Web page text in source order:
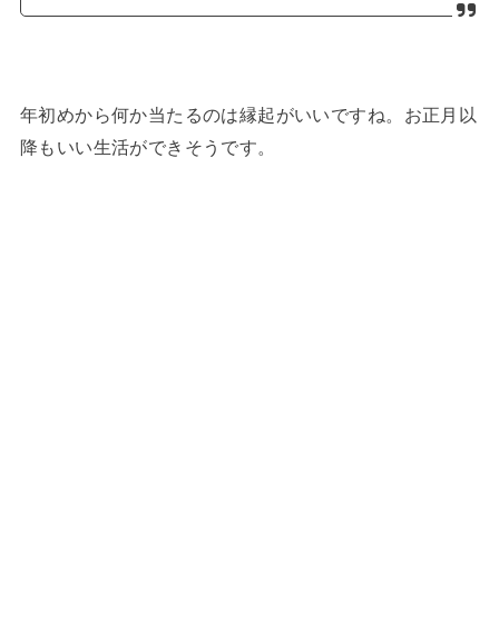
年初めから何か当たるのは縁起がいいですね。お正月以
降もいい生活ができそうです。